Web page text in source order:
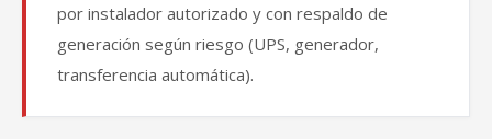
por instalador autorizado y con respaldo de
generación según riesgo (UPS, generador,
transferencia automática).